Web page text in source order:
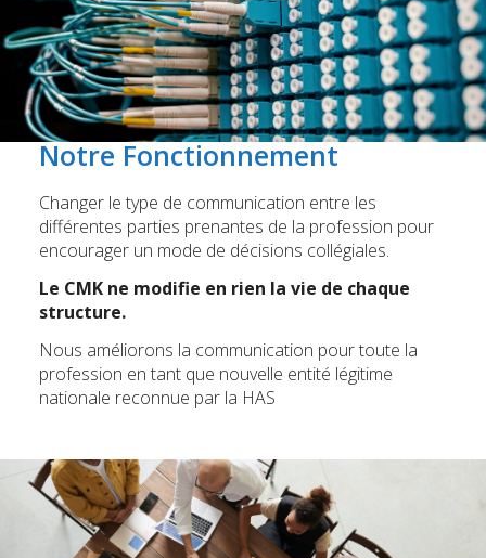
Notre Fonctionnement
Changer le type de communication entre les
différentes parties prenantes de la profession pour
encourager un mode de décisions collégiales.
Le CMK ne modifie en rien la vie de chaque
structure.
Nous améliorons la communication pour toute la
profession en tant que nouvelle entité légitime
nationale reconnue par la HAS